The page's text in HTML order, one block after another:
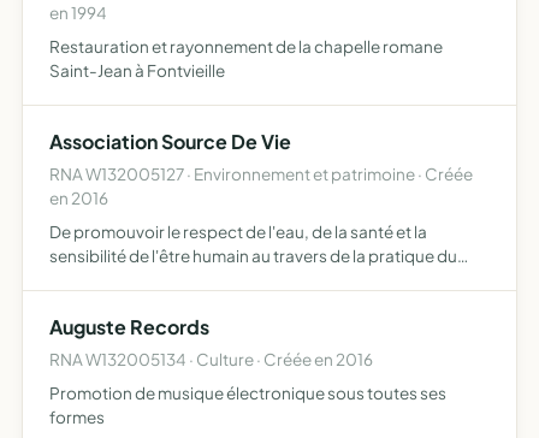
en 1994
Restauration et rayonnement de la chapelle romane
Saint-Jean à Fontvieille
Association Source De Vie
RNA W132005127 · Environnement et patrimoine · Créée
en 2016
De promouvoir le respect de l'eau, de la santé et la
sensibilité de l'être humain au travers de la pratique du
Auguste Records
RNA W132005134 · Culture · Créée en 2016
Promotion de musique électronique sous toutes ses
formes